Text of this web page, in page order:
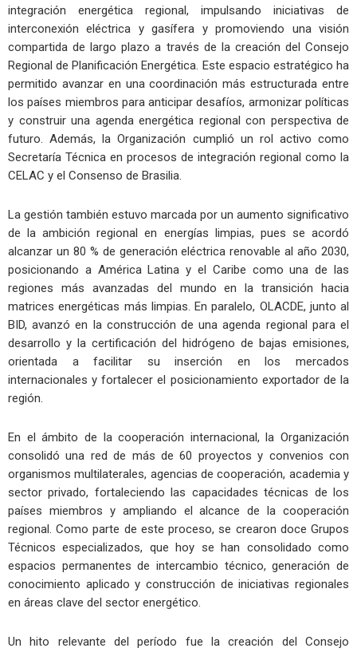
integración energética regional, impulsando iniciativas de
interconexión eléctrica y gasífera y promoviendo una visión
compartida de largo plazo a través de la creación del Consejo
Regional de Planificación Energética. Este espacio estratégico ha
permitido avanzar en una coordinación más estructurada entre
los países miembros para anticipar desafíos, armonizar políticas
y construir una agenda energética regional con perspectiva de
futuro. Además, la Organización cumplió un rol activo como
Secretaría Técnica en procesos de integración regional como la
CELAC y el Consenso de Brasilia.
La gestión también estuvo marcada por un aumento significativo
de la ambición regional en energías limpias, pues se acordó
alcanzar un 80 % de generación eléctrica renovable al año 2030,
posicionando a América Latina y el Caribe como una de las
regiones más avanzadas del mundo en la transición hacia
matrices energéticas más limpias. En paralelo, OLACDE, junto al
BID, avanzó en la construcción de una agenda regional para el
desarrollo y la certificación del hidrógeno de bajas emisiones,
orientada a facilitar su inserción en los mercados
internacionales y fortalecer el posicionamiento exportador de la
región.
En el ámbito de la cooperación internacional, la Organización
consolidó una red de más de 60 proyectos y convenios con
organismos multilaterales, agencias de cooperación, academia y
sector privado, fortaleciendo las capacidades técnicas de los
países miembros y ampliando el alcance de la cooperación
regional. Como parte de este proceso, se crearon doce Grupos
Técnicos especializados, que hoy se han consolidado como
espacios permanentes de intercambio técnico, generación de
conocimiento aplicado y construcción de iniciativas regionales
en áreas clave del sector energético.
Un hito relevante del período fue la creación del Consejo